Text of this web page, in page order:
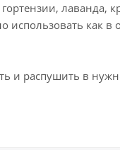
лаванда,
как в
и распушить в